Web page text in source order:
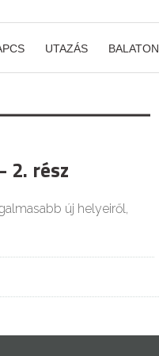
UTAZÁS BALATON
2. rész
új helyeiről,